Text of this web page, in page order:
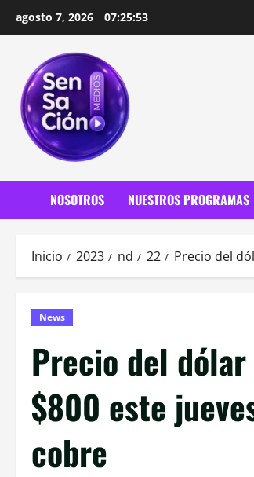
agosto 7, 2026 07:25:55
NOSOTROS NUESTROS PROGRAMAS
Inicio 2023 nd 22 Precio del
News
Precio del
$800 este
cobre